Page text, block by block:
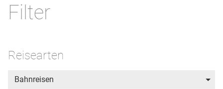
Filter
Reisearten
Bahnreisen